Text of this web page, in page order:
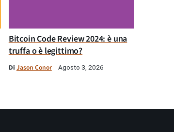
Bitcoin Code Review 2024: è una
truffa o è legittimo?
Di Jason Conor Agosto 3, 2026